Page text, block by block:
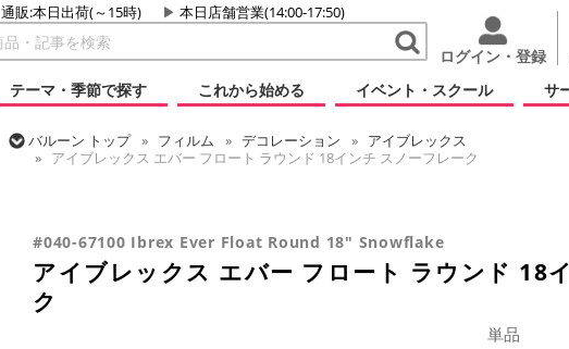
通販:本日出荷(～15時) 本日店舗営業(14:00-17:50)
ログイン・登録
テーマ・季節で探す
これから始める イベント・スクール サ
バルーン トップ フィルム デコレーション
アイブレックス
アイブレックス エバー フロート ラウンド 18インチ スノーフレーク
#040-67100 Ibrex Ever Float Round 18" Snowflake
アイブレックス エバー フロート ラウンド 18
ク
単品